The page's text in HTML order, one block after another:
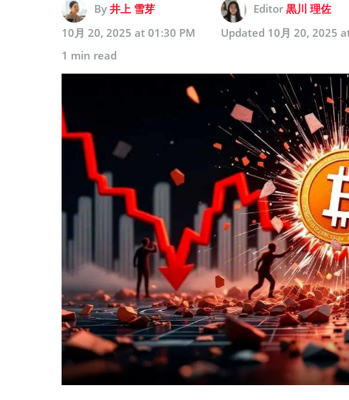
By 井上 雪芽 Editor 黒川 理佐
10月 20, 2025 at 01:30 PM
Updated 10月 20, 2025
1 min read